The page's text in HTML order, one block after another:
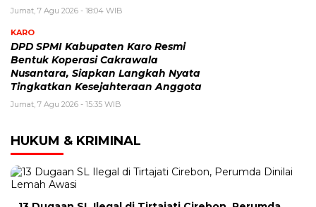
Jumat, 7 Agu 2026 - 18:04 WIB
KARO
DPD SPMI Kabupaten Karo Resmi
Bentuk Koperasi Cakrawala
Nusantara, Siapkan Langkah Nyata
Tingkatkan Kesejahteraan Anggota
Jumat, 7 Agu 2026 - 15:35 WIB
HUKUM & KRIMINAL